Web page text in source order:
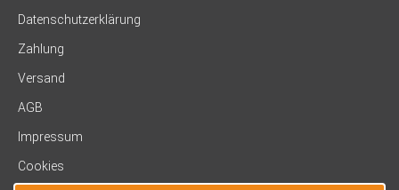
Datenschutzerklärung
Zahlung
Versand
AGB
Impressum
Cookies